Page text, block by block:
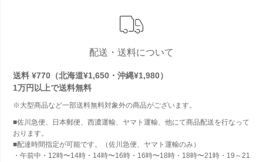
配送・送料について
送料 ¥770（北海道¥1,650・沖縄¥1,980）
1万円以上で送料無料
※大型商品など一部送料無料対象外の商品がございます。
■佐川急便、日本郵便、西濃運輸、ヤマト運輸、他にて商品配送を行なって
おります。
■配達時間指定が可能です。（佐川急便、ヤマト運輸のみ）
・午前中・12時〜14時・14時〜16時・16時〜18時・18時〜21時・19～21